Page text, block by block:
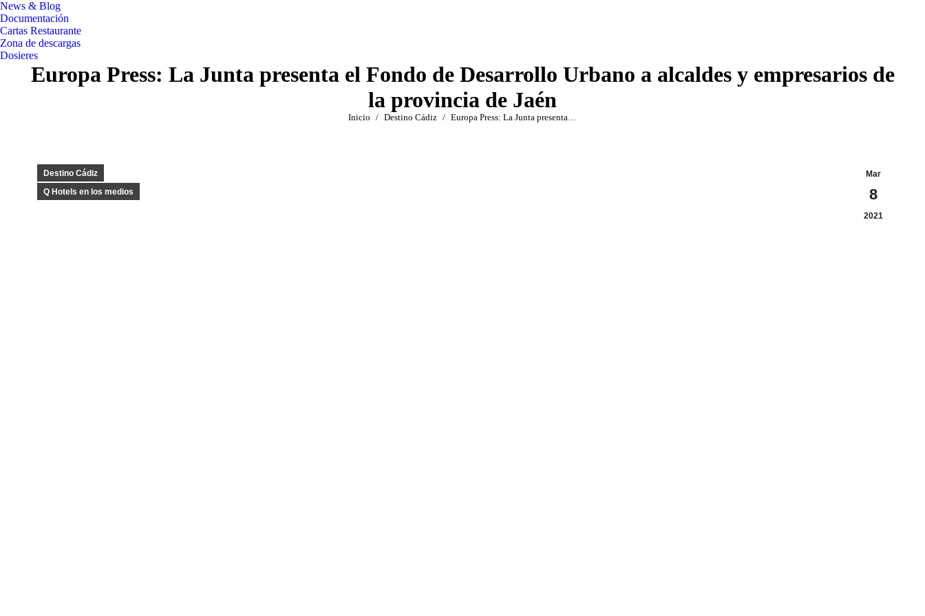
News & Blog
Documentación
Cartas Restaurante
Zona de descargas
Dosieres
Europa Press: La Junta presenta el Fondo de Desarrollo Urbano a alcaldes y empresarios de
la provincia de Jaén
Estás aquí:
Inicio Destino Cádiz Europa Press: La Junta presenta…
Mar
8
2021
Destino Cádiz
Q Hotels en los medios